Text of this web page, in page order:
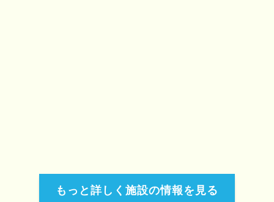
もっと詳しく施設の情報を見る